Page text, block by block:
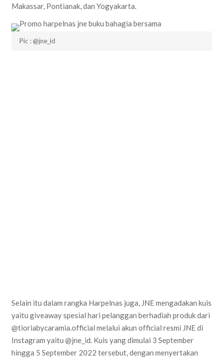
Makassar, Pontianak, dan Yogyakarta.
Pic : @jne_id
Selain itu dalam rangka Harpelnas juga, JNE mengadakan kuis
yaitu giveaway spesial hari pelanggan berhadiah produk dari
@tioriabycaramia.official melalui akun official resmi JNE di
Instagram yaitu @jne_id. Kuis yang dimulai 3 September
hingga 5 September 2022 tersebut, dengan menyertakan